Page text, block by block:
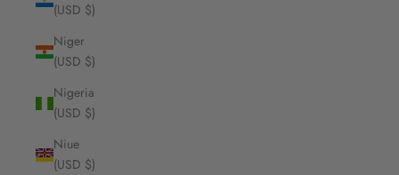
(USD $)
Niger
(USD $)
Nigeria
(USD $)
Niue
(USD $)